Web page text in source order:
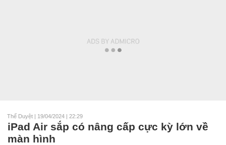
Thế Duyệt | 19/04/2024 | 22:29
iPad Air sắp có nâng cấp cực kỳ lớn về
màn hình